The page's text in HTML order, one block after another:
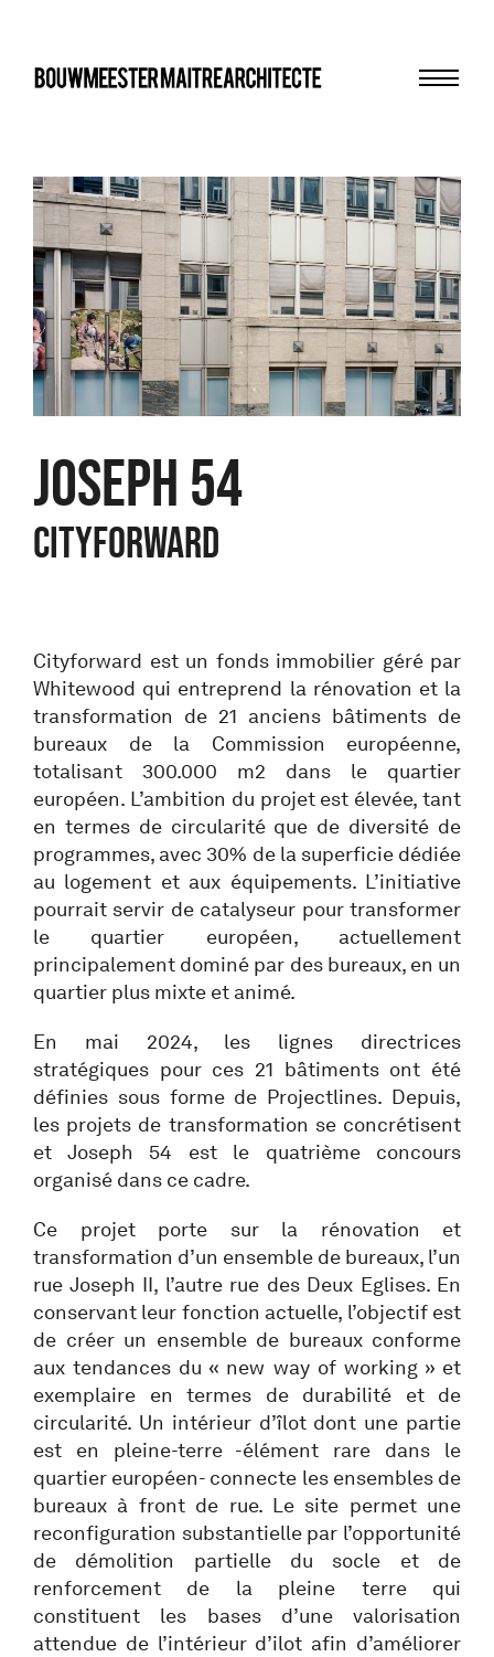
bma
JOSEPH 54
CITYFORWARD
Cityforward est un fonds immobilier géré par
Whitewood qui entreprend la rénovation et la
transformation de 21 anciens bâtiments de
bureaux de la Commission européenne,
totalisant 300.000 m2 dans le quartier
européen. L’ambition du projet est élevée, tant
en termes de circularité que de diversité de
programmes, avec 30% de la superficie dédiée
au logement et aux équipements. L’initiative
pourrait servir de catalyseur pour transformer
le quartier européen, actuellement
principalement dominé par des bureaux, en un
quartier plus mixte et animé.
En mai 2024, les lignes directrices
stratégiques pour ces 21 bâtiments ont été
définies sous forme de Projectlines. Depuis,
les projets de transformation se concrétisent
et Joseph 54 est le quatrième concours
organisé dans ce cadre.
Ce projet porte sur la rénovation et
transformation d’un ensemble de bureaux, l’un
rue Joseph II, l’autre rue des Deux Eglises. En
conservant leur fonction actuelle, l’objectif est
de créer un ensemble de bureaux conforme
aux tendances du « new way of working » et
exemplaire en termes de durabilité et de
circularité. Un intérieur d’îlot dont une partie
est en pleine-terre -élément rare dans le
quartier européen- connecte les ensembles de
bureaux à front de rue. Le site permet une
reconfiguration substantielle par l’opportunité
de démolition partielle du socle et de
renforcement de la pleine terre qui
constituent les bases d’une valorisation
attendue de l’intérieur d’ilot afin d’améliorer